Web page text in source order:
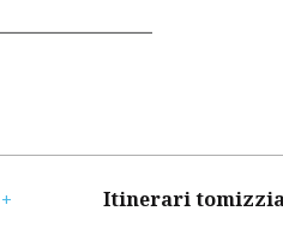
Itinerari